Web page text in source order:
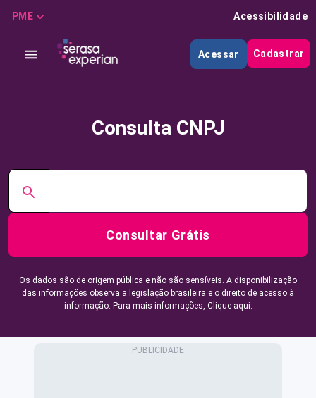
PME Acessibilidade
Acessar Cadastrar
Consulta CNPJ
Consultar Grátis
Os dados são de origem pública e não são sensíveis. A disponibilização
das informações observa a legislação brasileira e o direito de acesso à
informação. Para mais informações, Clique aqui.